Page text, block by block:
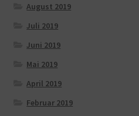
August 2019
Juli 2019
Juni 2019
Mai 2019
April 2019
Februar 2019